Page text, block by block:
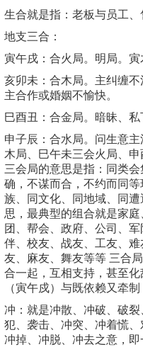
生合就是指：老板与员工、
地支三合：
寅午戌：合火局。明局
亥卯未：合木局。主纠缠
主合作或婚姻不愉快。
巳酉丑：合金局。暗昧
申子辰：合水局。问生意
木局、巳午未三会火局、
三会局的意思是指：同类
确，不谋而合，不约而同
族、同文化、同地域、同
思，最典型的组合就是家
团、帮会、政府、公司、
伴、校友、战友、工友、
友、麻友、舞友等等 三合
合一起，互相支持，甚至
（寅午戍）与既依赖又牵
冲：就是冲散、冲破、破
犯、袭击、冲突、冲着慌、
冲掉、冲脱、冲去之意，即